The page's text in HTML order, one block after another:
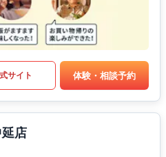
サイト 体験・相談予約
店